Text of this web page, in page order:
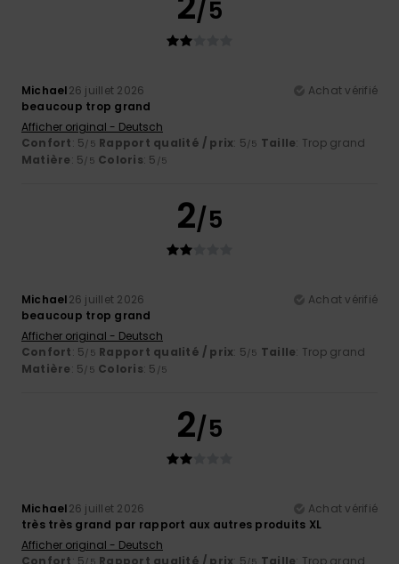
/5
Michael26 juillet 2026
Achat vérifié
beaucoup trop grand
Afficher original - Deutsch
Confort: 5/5 Rapport qualité / prix: 5/5 Taille: Trop grand
Matière: 5/5 Coloris: 5 /5
2/5
Michael26 juillet 2026
Achat vérifié
beaucoup trop grand
Afficher original - Deutsch
Confort: 5/5 Rapport qualité / prix: 5/5 Taille: Trop grand
Matière: 5/5 Coloris: 5 /5
2/5
Michael26 juillet 2026
Achat vérifié
très très grand par rapport aux autres produits XL
Afficher original - Deutsch